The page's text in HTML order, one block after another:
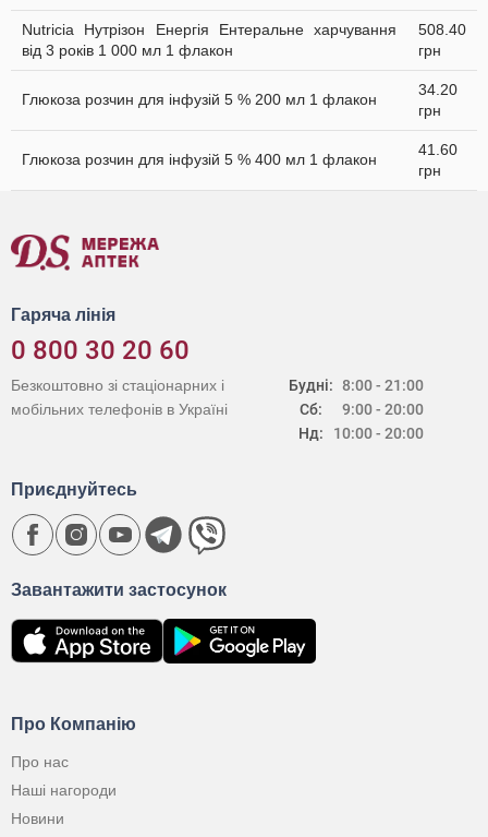
Nutricia Нутрізон Енергія Ентеральне харчування
від 3 років 1 000 мл 1 флакон
508.40
грн
Глюкоза розчин для інфузій 5 % 200 мл 1 флакон
34.20
грн
Глюкоза розчин для інфузій 5 % 400 мл 1 флакон
41.60
грн
Гаряча лінія
0 800 30 20 60
Будні:
Сб:
Нд:
8:00 - 21:00
9:00 - 20:00
10:00 - 20:00
Безкоштовно зі стаціонарних і
мобільних телефонів в Україні
Про Компанію
Про нас
Наші нагороди
Новини
Завантажити застосунок
Приєднуйтесь